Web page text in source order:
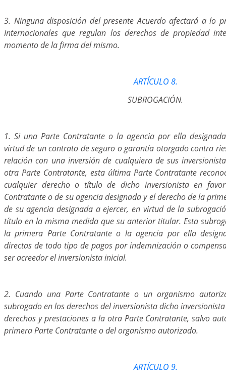
3. Ninguna disposición del presente Acuerdo afectará a lo
Internacionales que regulan los derechos de propiedad
momento de la firma del mismo.
ARTÍCULO 8.
SUBROGACIÓN.
1. Si una Parte Contratante o la agencia por ella
virtud de un contrato de seguro o garantía otorgado contra
relación con una inversión de cualquiera de sus
otra Parte Contratante, esta última Parte Contratante
cualquier derecho o título de dicho inversionista en
Contratante o de su agencia designada y el derecho de la
de su agencia designada a ejercer, en virtud de la
título en la misma medida que su anterior titular. Esta
la primera Parte Contratante o la agencia por ella
directas de todo tipo de pagos por indemnización o
ser acreedor el inversionista inicial.
2. Cuando una Parte Contratante o un organismo
subrogado en los derechos del inversionista dicho
derechos y prestaciones a la otra Parte Contratante, salvo
primera Parte Contratante o del organismo autorizado.
ARTÍCULO 9.